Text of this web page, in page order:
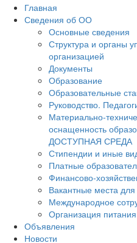
Главная
Сведения об ОО
Основные сведения
Структура и органы
организацией
Документы
Образование
Образовательные
Руководство.
Материально-
оснащенность
ДОСТУПНАЯ СРЕДА
Стипендии и иные
Платные
Финансово-
Вакантные места
Международное
Организация
Объявления
Новости